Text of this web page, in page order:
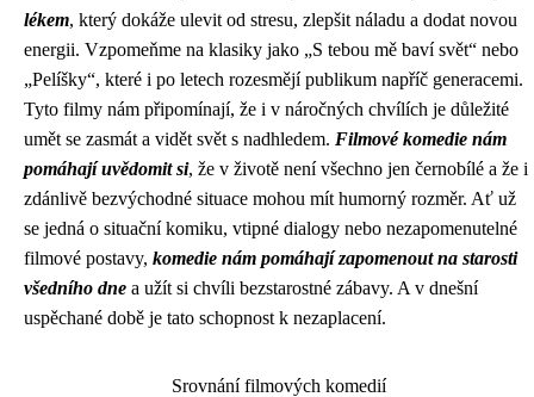
lékem, který dokáže ulevit od stresu, zlepšit náladu a dodat novou
energii. Vzpomeňme na klasiky jako „S tebou mě baví svět“ nebo
„Pelíšky“, které i po letech rozesmějí publikum napříč generacemi.
Tyto filmy nám připomínají, že i v náročných chvílích je důležité
umět se zasmát a vidět svět s nadhledem. Filmové komedie nám
pomáhají uvědomit si, že v životě není všechno jen černobílé a že i
zdánlivě bezvýchodné situace mohou mít humorný rozměr. Ať už
se jedná o situační komiku, vtipné dialogy nebo nezapomenutelné
filmové postavy, komedie nám pomáhají zapomenout na starosti
všedního dne a užít si chvíli bezstarostné zábavy. A v dnešní
uspěchané době je tato schopnost k nezaplacení.
Srovnání filmových komedií